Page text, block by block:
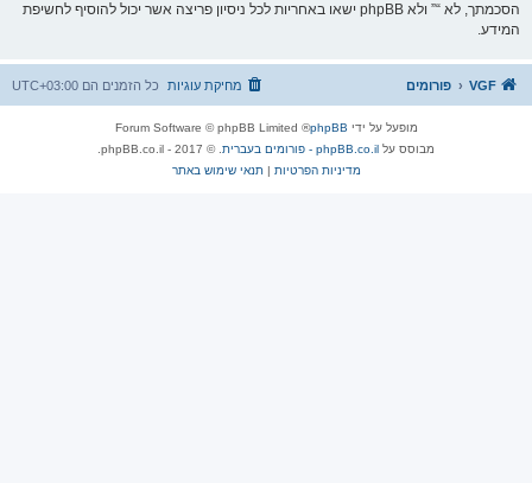
הסכמתך, לא “” ולא phpBB ישאו באחריות לכל ניסיון פריצה אשר יכול להוסיף לחשיפת
המידע.
VGF פורומים כל הזמנים הם UTC+03:00 מחיקת עוגיות
מופעל על ידי phpBB
® Forum Software © phpBB Limited
מבוסס על phpBB.co.il - פורומים בעברית
. © 2017 - phpBB.co.il.
מדיניות הפרטיות |תנאי שימוש באתר